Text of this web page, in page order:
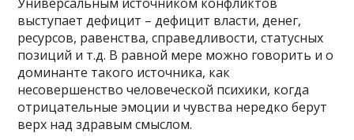
выступает дефицит – дефицит власти, денег,
ресурсов, равенства, справедливости, статусных
позиций и т.д. В равной мере можно говорить и о
доминанте такого источника, как
несовершенство человеческой психики, когда
отрицательные эмоции и чувства нередко берут
верх над здравым смыслом.